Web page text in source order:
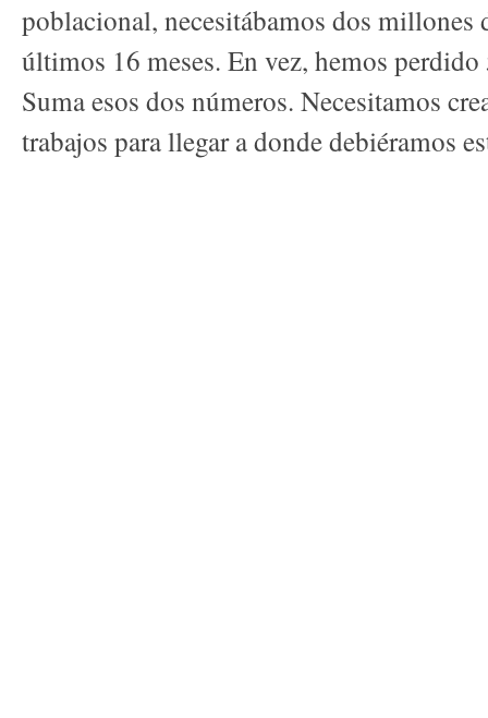
poblacional, necesitábamos dos millones
últimos 16 meses. En vez, hemos
Suma esos dos números. Necesitamos
trabajos para llegar a donde debiéramos